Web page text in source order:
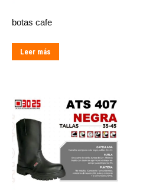
botas cafe
Leer más